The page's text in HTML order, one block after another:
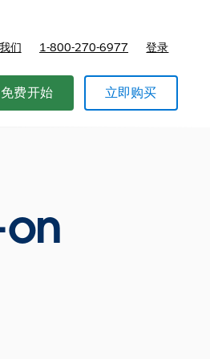
们 1-800-270-6977 登录
免费开始 立即购买